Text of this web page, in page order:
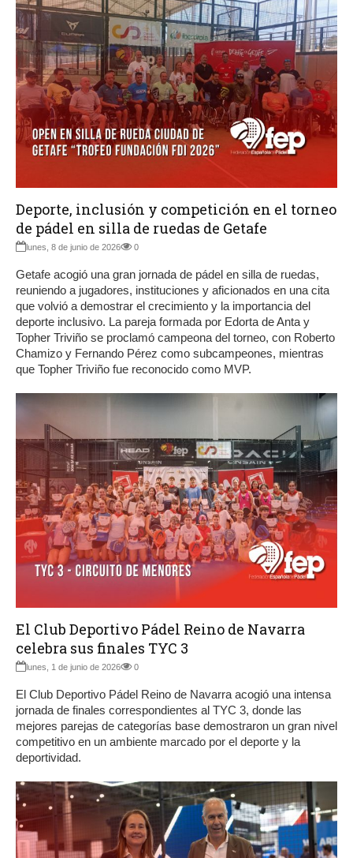
Deporte, inclusión y competición en el torneo
de pádel en silla de ruedas de Getafe
lunes, 8 de junio de 2026 0
Getafe acogió una gran jornada de pádel en silla de ruedas,
reuniendo a jugadores, instituciones y aficionados en una cita
que volvió a demostrar el crecimiento y la importancia del
deporte inclusivo. La pareja formada por Edorta de Anta y
Topher Triviño se proclamó campeona del torneo, con Roberto
Chamizo y Fernando Pérez como subcampeones, mientras
que Topher Triviño fue reconocido como MVP.
El Club Deportivo Pádel Reino de Navarra
celebra sus finales TYC 3
lunes, 1 de junio de 2026 0
El Club Deportivo Pádel Reino de Navarra acogió una intensa
jornada de finales correspondientes al TYC 3, donde las
mejores parejas de categorías base demostraron un gran nivel
competitivo en un ambiente marcado por el deporte y la
deportividad.